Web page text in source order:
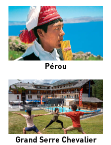
Pérou
Grand Serre Chevalier